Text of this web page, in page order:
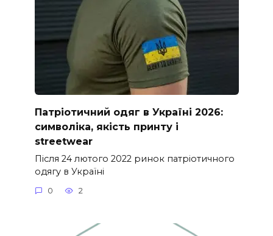
Патріотичний одяг в Україні 2026:
символіка, якість принту і
streetwear
Після 24 лютого 2022 ринок патріотичного
одягу в Україні
0 2